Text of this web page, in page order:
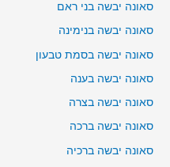
סאונה יבשה בני ראם
סאונה יבשה בנימינה
סאונה יבשה בסמת טבעון
סאונה יבשה בענה
סאונה יבשה בצרה
סאונה יבשה ברכה
סאונה יבשה ברכיה